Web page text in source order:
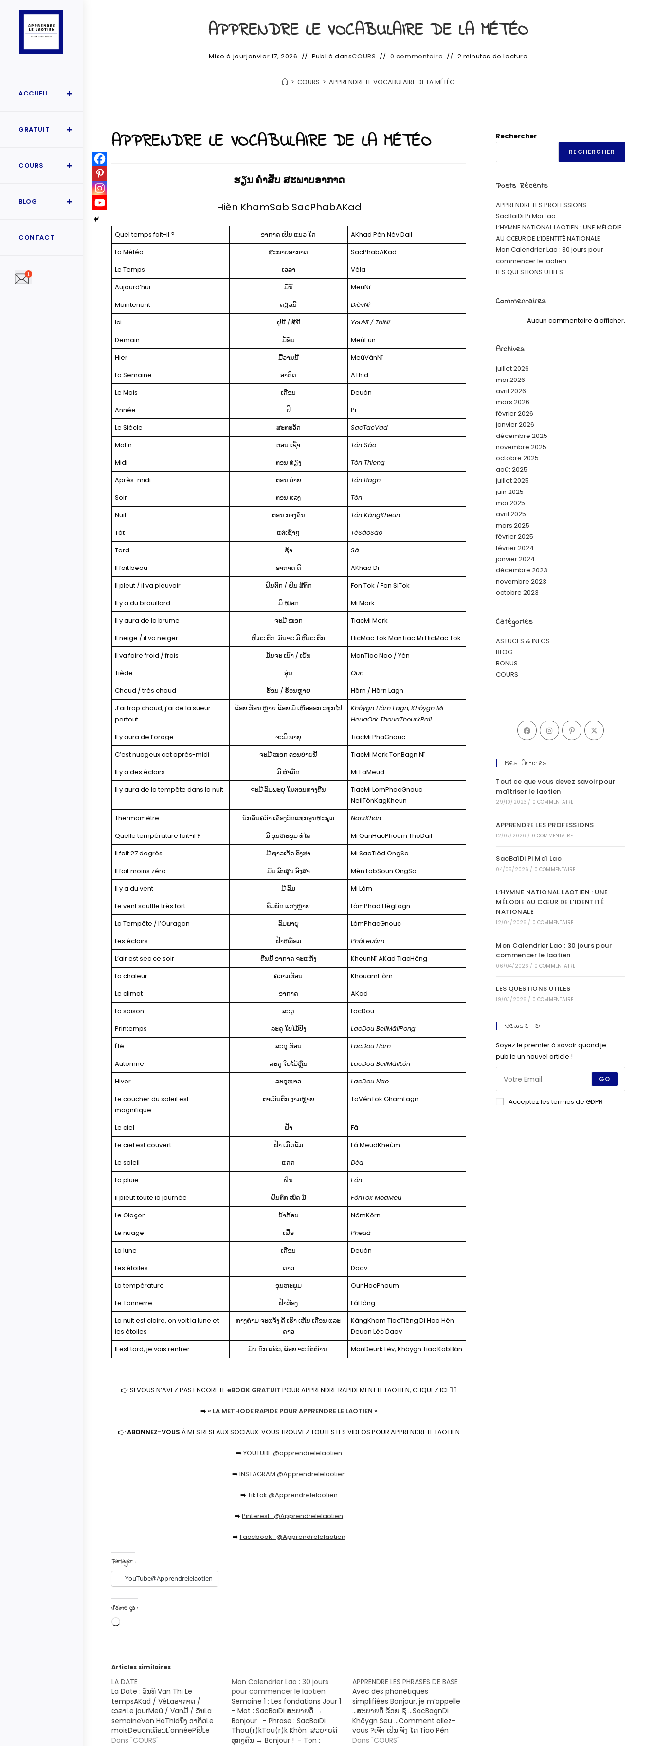
ACCUEIL
GRATUIT
COURS
BLOG
CONTACT
APPRENDRE LE VOCABULAIRE DE LA MÉTÉO
Mise à jourjanvier 17, 2026 Publié dansCOURS 0 commentaire 2 minutes de lecture
> COURS > APPRENDRE LE VOCABULAIRE DE LA MÉTÉO
APPRENDRE LE VOCABULAIRE DE LA MÉTÉO
ຮຽນ ຄຳສັບ ສະພາບອາກາດ
Hièn KhamSab SacPhabAKad
Quel temps fait-il ? ອາກາດ ເປັນ ແນວ ໃດ
AKhad Pén Név Dail
La Météo
ສະພາບອາກາດ
SacPhabAKad
Le Temps
ເວລາ
Véla
Aujourd’hui
ມື້ນີ້
MeûNî
Maintenant
ດຽວນີ້
DièvNî
Ici
ຢູນີ້ / ທີ່ນີ້
YouNî / ThiNî
Demain
ມື້ອື່ນ
MeûEun
Hier
ມື້ວານນີ້
MeûVànNî
La Semaine
ອາທິດ
AThid
Le Mois
ເດືອນ
Deuàn
Année
ປີ
Pi
Le Siècle
ສະຕະວັດ
SacTacVad
Matin
ຕອນ ເຊົ້າ
Tón Sâo
Midi
ຕອນ ທ່ຽງ
Tón Thieng
Après-midi
ຕອນ ບ່າຍ
Tón Bagn
Soir
ຕອນ ແລງ
Tón
Nuit
ຕອນ ກາງຄືນ
Tón KàngKheun
Tôt
ແຕ່ເຊົ້າໆ
TèSâoSâo
Tard
ຊ້າ
Sâ
Il fait beau
ອາກາດ ດີ
AKhad Di
Il pleut / il va pleuvoir
ຝົນຕົກ / ຝົນ ສີຕົກ
Fon Tok / Fon SiTok
Il y a du brouillard
ມີ ໝອກ
Mi Mork
Il y aura de la brume
ຈະມີ ໝອກ
TiacMi Mork
Il neige / il va neiger
ຫິມະ ຕົກ ມັນຈະ ມີ ຫິມະ ຕົກ
HicMac Tok ManTiac Mi HicMac Tok
Il va faire froid / frais
ມັນຈະ ເນົາ / ເຢັນ
ManTiac Nao / Yén
Tiède
ອຸ່ນ
Oun
Chaud / très chaud
ຮ້ອນ / ຮ້ອນຫຼາຍ
Hôrn / Hôrn Lagn
J’ai trop chaud, j’ai de la sueur
partout
ຂ້ອຍ ຮ້ອນ ຫຼາຍ ຂ້ອຍ ມື່ ເຫື່ອອອກ ວທຸກໄປ Khôygn Hôrn Lagn, Khôygn Mi
HeuaOrk ThouaThourkPail
Il y aura de l’orage
ຈະມີ ພາຍຸ
TiacMi PhaGnouc
C’est nuageux cet après-midi
ຈະມີ ໝອກ ຕອນບ່າຍນີ້
TiacMi Mork TonBagn Nî
Il y a des éclairs
ມີ ຜ່າມຶ້ດ
Mi FaMeud
Il y aura de la tempête dans la nuit
ຈະ​ມີ ​ລົມພະ​ຍຸ​ ໃນ​ຕອນ​ກາງ​ຄືນ​
TiacMi LomPhacGnouc
NeilTónKagKheun
Thermomètre
ນັກຄົ້ນຄວ້າ ເຄື່ອງວັດແທກອຸນຫະພູມ
NarkKhôn
Quelle température fait-il ?
ມີ ອຸນ​ຫະ​ພູມ ທໍໄດ
Mi OunHacPhoum ThoDail
Il fait 27 degrés
ມີ ຊາວເຈັດ ອົງສາ
Mi SaoTiéd OngSa
Il fait moins zéro
ມັນ ລົບສູນ ອົງສາ
Mèn LobSoun OngSa
Il y a du vent
ມີ ລົມ
Mi Lóm
Le vent souffle très fort
ລົມພັດ ແຮງຫຼາຍ
LómPhad HègLagn
La Tempête / l’Ouragan
ລົມພາຍຸ
LómPhacGnouc
Les éclairs
ຟ້າຫລື້ອມ
PhâLeuâm
L’air est sec ce soir
ຄືນນີ້ ອາກາດ ຈະແຫ້ງ
KheunNî AKad TiacHèng
La chaleur
ຄວາມຮ້ອນ
KhouamHôrn
Le climat
ອາກາດ
AKad
La saison
ລະດູ
LacDou
Printemps
ລະດູ ໃບໄມ້ປົ່ງ
LacDou BeilMâilPong
Été
ລະດູ ຮ້ອນ
LacDou Hôrn
Automne
ລະດູ ໃບໄມ້ຫຼົ່ນ
LacDou BeilMâilLón
Hiver
ລະດູໜາວ
LacDou Nao
Le coucher du soleil est
magnifique
ຕາເວັນຕົກ ງາມຫຼາຍ TaVénTok GhamLagn
Le ciel ຟ້າ
Fâ
Le ciel est couvert
ຟ້າ ເມິ້ດຂຶ້ມ
Fâ MeudKheûm
Le soleil
ແດດ
Dèd
La pluie
ຝົນ
Fón
Il pleut toute la journée
ຝົນຕົກ ໝົດ ມື້
FónTok ModMeû
Le Glaçon
ນ້ໍາກ້ອນ
NâmKôrn
Le nuage
ເຝື້ອ
Pheuâ
La lune
ເດືອນ
Deuàn
Les étoiles
ດາວ
Daov
La température
ອຸນ​ຫະ​ພູມ
OunHacPhoum
Le Tonnerre
ຟ້າຮ້ອງ
FâHâng
La nuit est claire, on voit la lune et
les étoiles
ກາງຄຳມ ຈະແຈ້ງ ດີ ເຮົາ ເຫັນ ເດືອນ ແລະ
ດາວ
KàngKham TiacTiêng Di Hao Hén
Deuan Lèc Daov
Il est tard, je vais rentrer
ມັນ ດຶກ ແລ້ວ, ຂ້ອຍ ຈະ ກັບບ້ານ. ManDeurk Lèv, Khôygn Tiac KabBân
👉 SI VOUS N’AVEZ PAS ENCORE LEeBOOK GRATUIT POUR APPRENDRE RAPIDEMENT LE LAOTIEN, CLIQUEZ ICI 👇🏻
➡️ « LA METHODE RAPIDE POUR APPRENDRE LE LAOTIEN »
👉ABONNEZ-VOUS À MES RESEAUX SOCIAUX :VOUS TROUVEZ TOUTES LES VIDEOS POUR APPRENDRE LE LAOTIEN
➡️ YOUTUBE @apprendrelelaotien
➡️ INSTAGRAM @Apprendrelelaotien
➡️ TikTok @Apprendrelelaotien
➡️Pinterest : @Apprendrelelaotien
➡️ Facebook : @Apprendrelelaotien
Partager :
YouTube@Apprendrelelaotien
J’aime ça :
Articles similaires
LA DATE
La Date : ວັນ​ທີ່ Van Thi Le
tempsAKad / VéLaອາ​ກາດ /
ເວລາLe jourMeû / Vanມື້​ / ວັນLa
semaineVan HaThidນຶ່ງ ອາ​ທິດLe
moisDeuanເດືອນL'annéePîປີ​Le
nouvel anMeû PîMaïມື້​ປີ ​ໃຫມ່La
Dans "COURS"
Mon Calendrier Lao : 30 jours
pour commencer le laotien
Semaine 1 : Les fondations Jour 1
- Mot : SacBaïDi ສະບາຍດີ →
Bonjour - Phrase : SacBaïDi
Thou(r)kTou(r)k Khòn ສະບາຍດີ
ທຸກໆຄົນ → Bonjour ! - Ton :
APPRENDRE LES PHRASES DE BASE
Avec des phonétiques
simplifiées Bonjour, je m’appelle
…ສະບາຍດີ ຂ້ອຍ ຊື່ …SacBagnDi
Khôygn Seu …Comment allez-
vous ?ເຈົ້າ ເປັນ ຈັງ ໄດ Tiao Pén
Tiang DailJe suis un enfantຂ້ອຍ
Dans "COURS"
Rechercher
RECHERCHER
Posts Récents
APPRENDRE LES PROFESSIONS
SacBaïDi Pi Maï Lao
L’HYMNE NATIONAL LAOTIEN : UNE MÉLODIE
AU CŒUR DE L’IDENTITÉ NATIONALE
Mon Calendrier Lao : 30 jours pour
commencer le laotien
LES QUESTIONS UTILES
Commentaires
Aucun commentaire à afficher.
Archives
juillet 2026
mai 2026
avril 2026
mars 2026
février 2026
janvier 2026
décembre 2025
novembre 2025
octobre 2025
août 2025
juillet 2025
juin 2025
mai 2025
avril 2025
mars 2025
février 2025
février 2024
janvier 2024
décembre 2023
novembre 2023
octobre 2023
Catégories
ASTUCES & INFOS
BLOG
BONUS
COURS
Mes Articles
Tout ce que vous devez savoir pour
maîtriser le laotien
29/10/2023 / 0 COMMENTAIRE
APPRENDRE LES PROFESSIONS
12/07/2026 / 0 COMMENTAIRE
SacBaïDi Pi Maï Lao
04/05/2026 / 0 COMMENTAIRE
L’HYMNE NATIONAL LAOTIEN : UNE
MÉLODIE AU CŒUR DE L’IDENTITÉ
NATIONALE
12/04/2026 / 0 COMMENTAIRE
Mon Calendrier Lao : 30 jours pour
commencer le laotien
06/04/2026 / 0 COMMENTAIRE
LES QUESTIONS UTILES
19/03/2026 / 0 COMMENTAIRE
Newsletter
Soyez le premier à savoir quand je
publie un nouvel article !
GO
Acceptez les termes de GDPR